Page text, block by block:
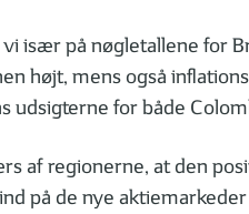
især på nøgletallene for
højt, mens også
udsigterne for både
af regionerne, at den
på de nye